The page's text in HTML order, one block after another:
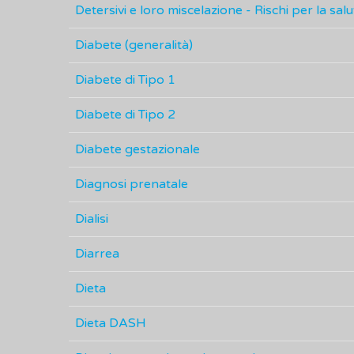
Detersivi e loro miscelazione - Rischi per la
Diabete (generalità)
Diabete di Tipo 1
Diabete di Tipo 2
Diabete gestazionale
Diagnosi prenatale
Dialisi
Diarrea
Dieta
Dieta DASH